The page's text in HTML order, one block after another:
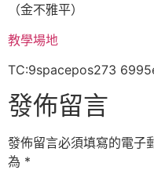
（金不雅平）
教學場地
TC:9spacepos273
發佈留言
發佈留言必須填寫的電子
為 *